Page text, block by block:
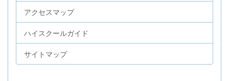
アクセスマップ
ハイスクールガイド
サイトマップ